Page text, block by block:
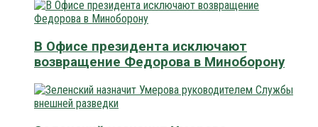
В Офисе президента исключают
возвращение Федорова в Миноборону